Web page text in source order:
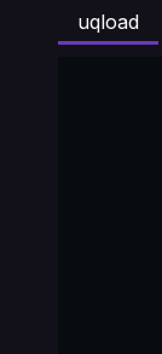
uqload